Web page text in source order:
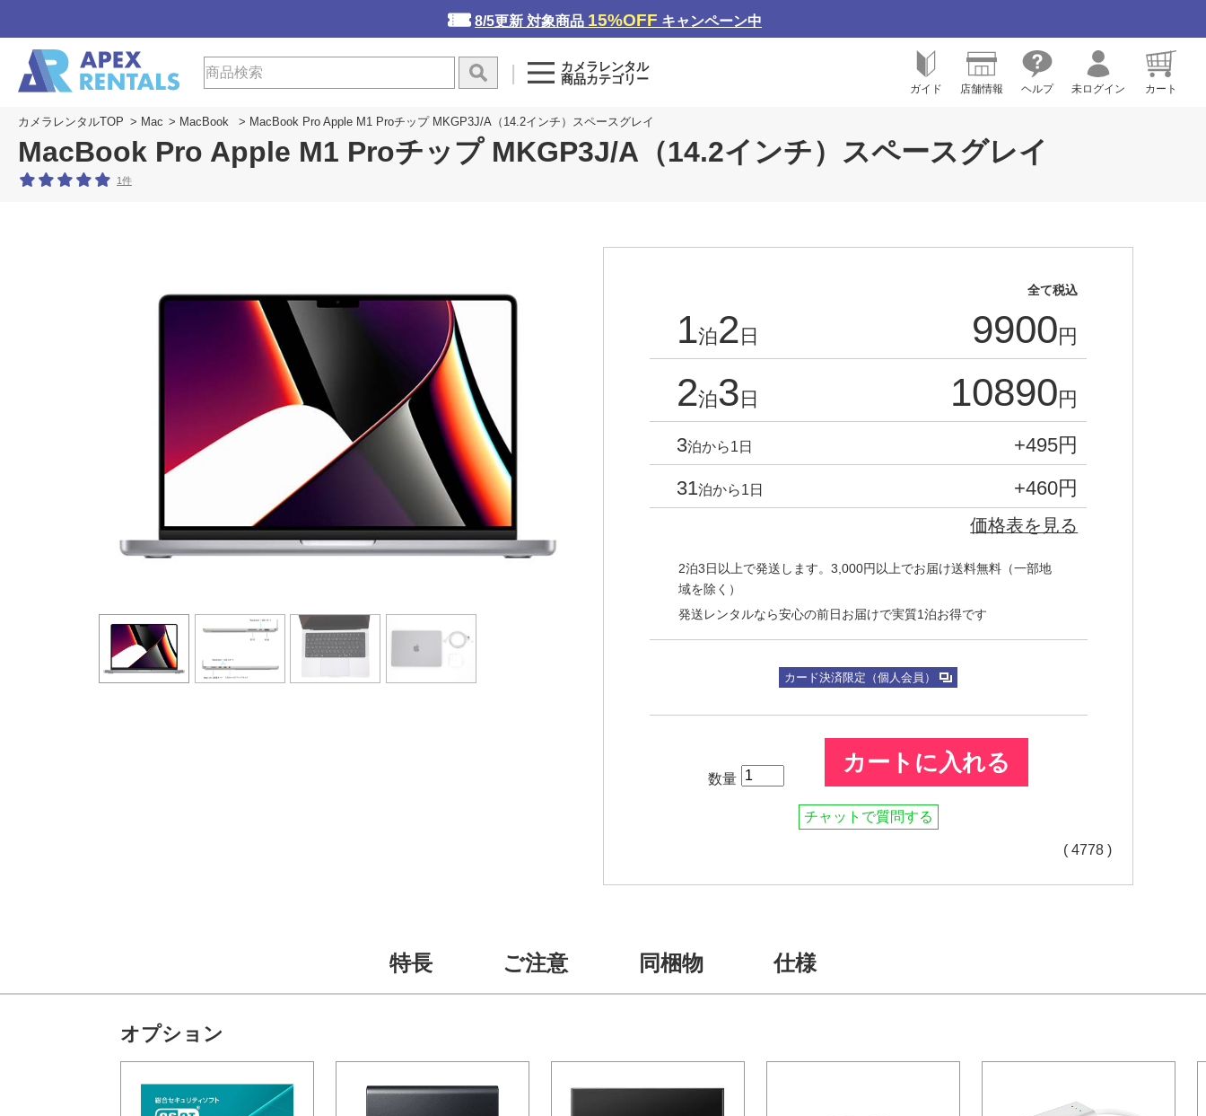
8/5更新 対象商品 15%OFF キャンペーン中
カメラレンタル
商品カテゴリー
ガイド 店舗情報 ヘルプ 未ログイン カート
カメラレンタルTOP > Mac > MacBook > MacBook Pro Apple M1 Proチップ MKGP3J/A（14.2インチ）スペースグレイ
MacBook Pro Apple M1 Proチップ MKGP3J/A（14.2インチ）スペースグレイ
1件
全て税込
1泊2 日 9900 円
2泊3 日 10890 円
3泊から1日 +495円
31泊から1日 +460円
価格表を見る
2泊3日以上で発送します。3,000円以上でお届け送料無料（一部地
域を除く）
発送レンタルなら安心の前日お届けで実質1泊お得です
カード決済限定（個人会員）
数量
カートに入れる
チャットで質問する
( 4778 )
特長 ご注意 同梱物 仕様
オプション